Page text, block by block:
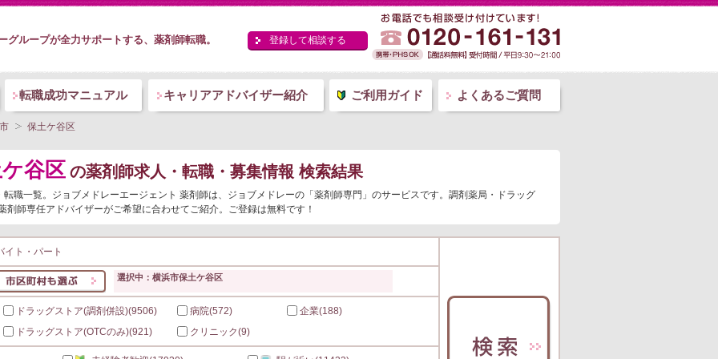
グループが全力サポートする、薬剤師転職。 登録して相談する
転職成功マニュアル キャリアアドバイザー紹介 ご利用ガイド よくあるご質問
保土ケ谷区
谷区 の薬剤師求人・転職・募集情報 検索結果
職一覧。ジョブメドレーエージェント 薬剤師は、ジョブメドレーの「薬剤師専門」のサービスです。調剤薬局・ドラッグ
師専任アドバイザーがご希望に合わせてご紹介。ご登録は無料です！
イト・パート
選択中：横浜市保土ケ谷区
ドラッグストア(調剤併設)(9506) 病院(572) 企業(188)
ドラッグストア(OTCのみ)(921) クリニック(9)